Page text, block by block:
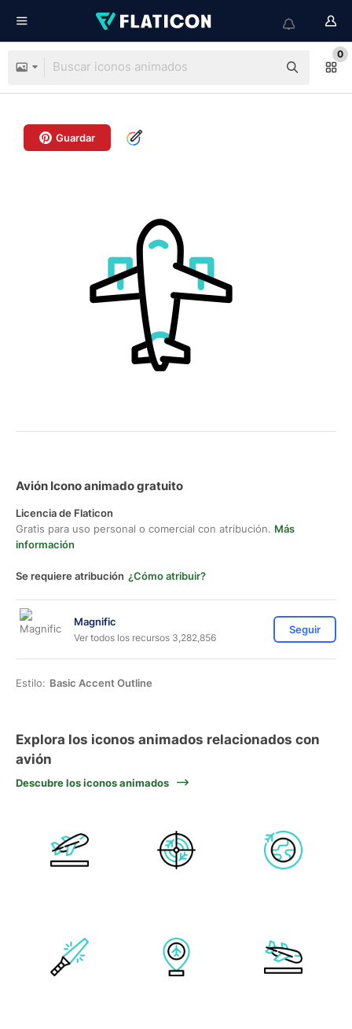
0
Guardar
Avión Icono animado gratuito
Licencia de Flaticon
Gratis para uso personal o comercial con atribución. Más
información
Se requiere atribución ¿Cómo atribuir?
Magnific
Ver todos los recursos 3,282,856
Seguir
Estilo: Basic Accent Outline
Explora los iconos animados relacionados con
avión
Descubre los iconos animados